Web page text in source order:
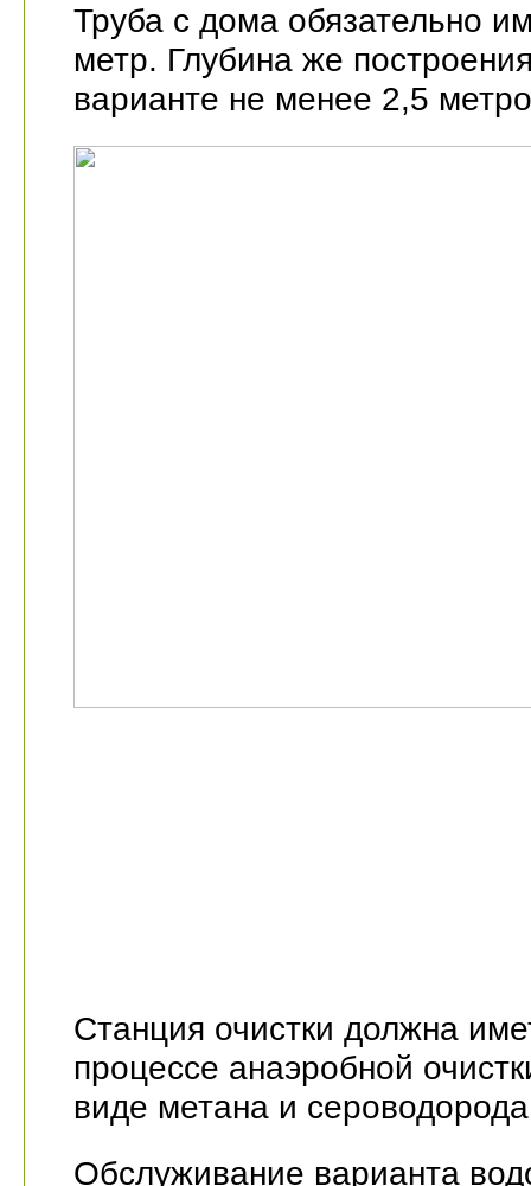
Труба с дома обязательно
метр. Глубина же
варианте не менее 2,5
Станция очистки должна
процессе анаэробной
виде метана и
Обслуживание варианта